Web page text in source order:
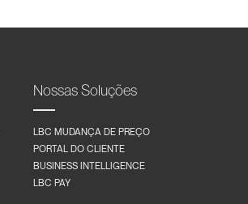
Nossas Soluções
LBC MUDANÇA DE PREÇO
PORTAL DO CLIENTE
BUSINESS INTELLIGENCE
LBC PAY